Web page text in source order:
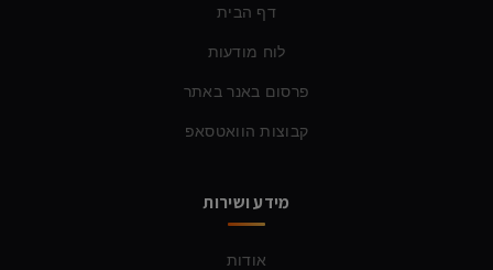
דף הבית
לוח מודעות
פרסום באנר באתר
קבוצות הוואטסאפ
מידע ושירות
אודות